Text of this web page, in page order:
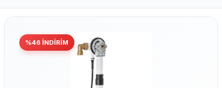
%46 İNDIRIM